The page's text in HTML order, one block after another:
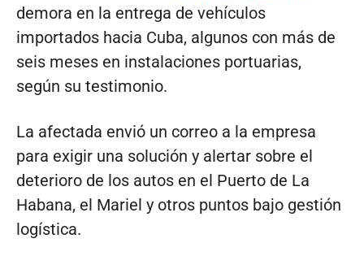
demora en la entrega de vehículos
importados hacia Cuba, algunos con más de
seis meses en instalaciones portuarias,
según su testimonio.
La afectada envió un correo a la empresa
para exigir una solución y alertar sobre el
deterioro de los autos en el Puerto de La
Habana, el Mariel y otros puntos bajo gestión
logística.